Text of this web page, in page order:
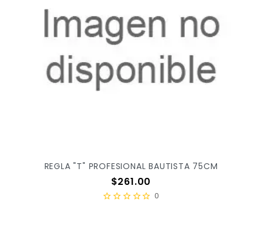
REGLA "T" PROFESIONAL BAUTISTA 75CM
Precio
$261.00
0